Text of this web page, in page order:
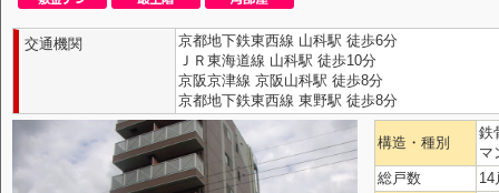
交通機関
京都地下鉄東西線 山科駅 徒歩6分
ＪＲ東海道線 山科駅 徒歩10分
京阪京津線 京阪山科駅 徒歩8分
京都地下鉄東西線 東野駅 徒歩8分
構造・種別
鉄
マ
総戸数
14